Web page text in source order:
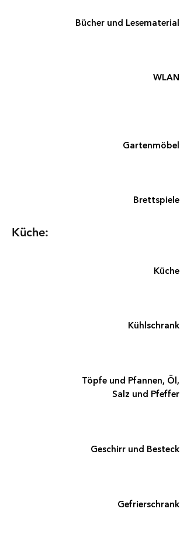
Bücher und Lesematerial
WLAN
Gartenmöbel
Brettspiele
Küche:
Küche
Kühlschrank
Töpfe und Pfannen, Öl,
Salz und Pfeffer
Geschirr und Besteck
Gefrierschrank